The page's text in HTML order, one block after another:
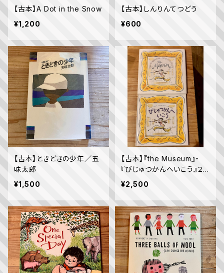
【古本】A Dot in the Snow
¥1,200
【古本】しんりんてつどう
¥600
【古本】ときどきの少年／五
味太郎
¥1,500
【古本】『the Museum』・
『びじゅつかんへいこう』２
冊セット
¥2,500